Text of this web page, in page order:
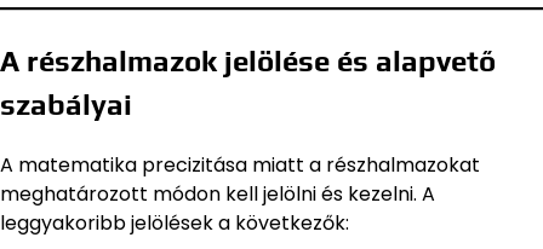
A részhalmazok jelölése és alapvető
szabályai
A matematika precizitása miatt a részhalmazokat
meghatározott módon kell jelölni és kezelni. A
leggyakoribb jelölések a következők: